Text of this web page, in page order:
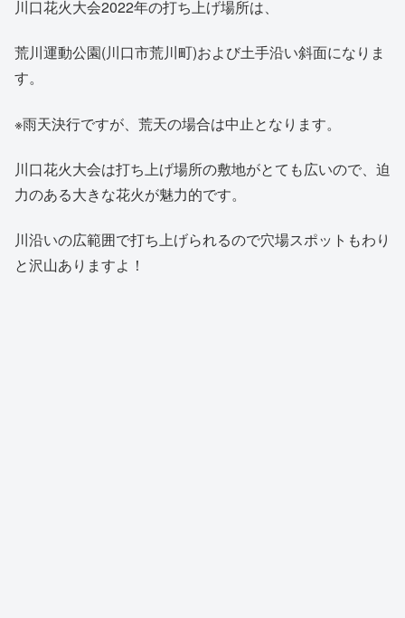
川口花火大会2022年の打ち上げ場所は、
荒川運動公園(川口市荒川町)および土手沿い斜面になりま
す。
※雨天決行ですが、荒天の場合は中止となります。
川口花火大会は打ち上げ場所の敷地がとても広いので、迫
力のある大きな花火が魅力的です。
川沿いの広範囲で打ち上げられるので穴場スポットもわり
と沢山ありますよ！